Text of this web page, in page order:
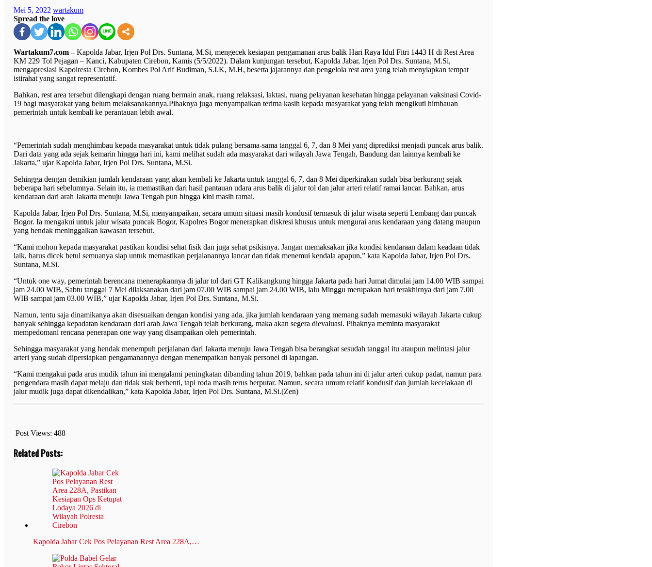
Mei 5, 2022 wartakum
Spread the love
Wartakum7.com –Kapolda Jabar, Irjen Pol Drs. Suntana, M.Si, mengecek kesiapan pengamanan arus balik Hari Raya Idul Fitri 1443 H di Rest Area
KM 229 Tol Pejagan – Kanci, Kabupaten Cirebon, Kamis (5/5/2022). Dalam kunjungan tersebut, Kapolda Jabar, Irjen Pol Drs. Suntana, M.Si,
mengapresiasi Kapolresta Cirebon, Kombes Pol Arif Budiman, S.I.K, M.H, beserta jajarannya dan pengelola rest area yang telah menyiapkan tempat
istirahat yang sangat representatif.
Bahkan, rest area tersebut dilengkapi dengan ruang bermain anak, ruang relaksasi, laktasi, ruang pelayanan kesehatan hingga pelayanan vaksinasi Covid-
19 bagi masyarakat yang belum melaksanakannya.Pihaknya juga menyampaikan terima kasih kepada masyarakat yang telah mengikuti himbauan
pemerintah untuk kembali ke perantauan lebih awal.
“Pemerintah sudah menghimbau kepada masyarakat untuk tidak pulang bersama-sama tanggal 6, 7, dan 8 Mei yang diprediksi menjadi puncak arus balik.
Dari data yang ada sejak kemarin hingga hari ini, kami melihat sudah ada masyarakat dari wilayah Jawa Tengah, Bandung dan lainnya kembali ke
Jakarta,” ujar Kapolda Jabar, Irjen Pol Drs. Suntana, M.Si.
Sehingga dengan demikian jumlah kendaraan yang akan kembali ke Jakarta untuk tanggal 6, 7, dan 8 Mei diperkirakan sudah bisa berkurang sejak
beberapa hari sebelumnya. Selain itu, ia memastikan dari hasil pantauan udara arus balik di jalur tol dan jalur arteri relatif ramai lancar. Bahkan, arus
kendaraan dari arah Jakarta menuju Jawa Tengah pun hingga kini masih ramai.
Kapolda Jabar, Irjen Pol Drs. Suntana, M.Si, menyampaikan, secara umum situasi masih kondusif termasuk di jalur wisata seperti Lembang dan puncak
Bogor. Ia mengakui untuk jalur wisata puncak Bogor, Kapolres Bogor menerapkan diskresi khusus untuk mengurai arus kendaraan yang datang maupun
yang hendak meninggalkan kawasan tersebut.
“Kami mohon kepada masyarakat pastikan kondisi sehat fisik dan juga sehat psikisnya. Jangan memaksakan jika kondisi kendaraan dalam keadaan tidak
laik, harus dicek betul semuanya siap untuk memastikan perjalanannya lancar dan tidak menemui kendala apapun,” kata Kapolda Jabar, Irjen Pol Drs.
Suntana, M.Si.
“Untuk one way, pemerintah berencana menerapkannya di jalur tol dari GT Kalikangkung hingga Jakarta pada hari Jumat dimulai jam 14.00 WIB sampai
jam 24.00 WIB, Sabtu tanggal 7 Mei dilaksanakan dari jam 07.00 WIB sampai jam 24.00 WIB, lalu Minggu merupakan hari terakhirnya dari jam 7.00
WIB sampai jam 03.00 WIB,” ujar Kapolda Jabar, Irjen Pol Drs. Suntana, M.Si.
Namun, tentu saja dinamikanya akan disesuaikan dengan kondisi yang ada, jika jumlah kendaraan yang memang sudah memasuki wilayah Jakarta cukup
banyak sehingga kepadatan kendaraan dari arah Jawa Tengah telah berkurang, maka akan segera dievaluasi. Pihaknya meminta masyarakat
mempedomani rencana penerapan one way yang disampaikan oleh pemerintah.
Sehingga masyarakat yang hendak menempuh perjalanan dari Jakarta menuju Jawa Tengah bisa berangkat sesudah tanggal itu ataupun melintasi jalur
arteri yang sudah dipersiapkan pengamanannya dengan menempatkan banyak personel di lapangan.
“Kami mengakui pada arus mudik tahun ini mengalami peningkatan dibanding tahun 2019, bahkan pada tahun ini di jalur arteri cukup padat, namun para
pengendara masih dapat melaju dan tidak stak berhenti, tapi roda masih terus berputar. Namun, secara umum relatif kondusif dan jumlah kecelakaan di
jalur mudik juga dapat dikendalikan,” kata Kapolda Jabar, Irjen Pol Drs. Suntana, M.Si.(Zen)
Post Views: 488
Related Posts:
Kapolda Jabar Cek Pos Pelayanan Rest Area 228A,…